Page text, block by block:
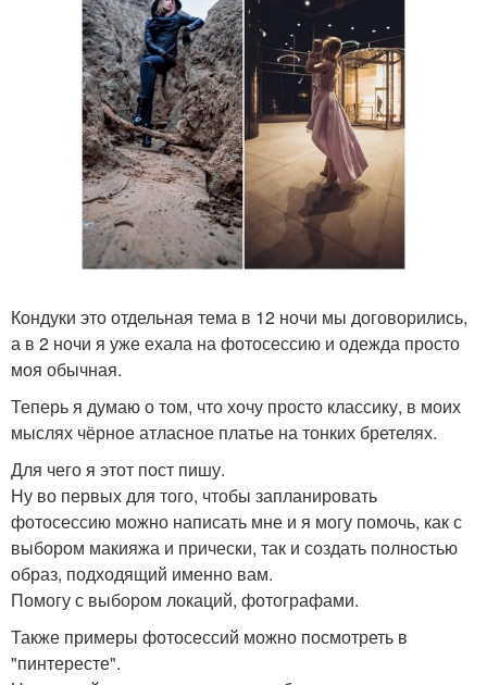
Кондуки это отдельная тема в 12 ночи мы договорились,
а в 2 ночи я уже ехала на фотосессию и одежда просто
моя обычная.
Теперь я думаю о том, что хочу просто классику, в моих
мыслях чёрное атласное платье на тонких бретелях.
Для чего я этот пост пишу.
Ну во первых для того, чтобы запланировать
фотосессию можно написать мне и я могу помочь, как с
выбором макияжа и прически, так и создать полностью
образ, подходящий именно вам.
Помогу с выбором локаций, фотографами.
Также примеры фотосессий можно посмотреть в
"пинтересте".